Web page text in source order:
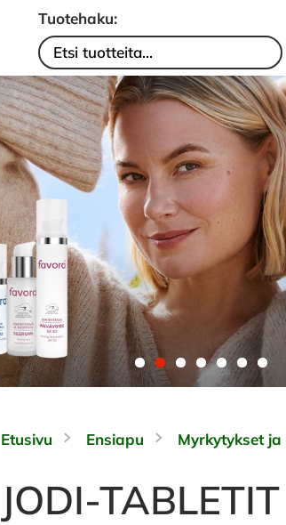
Tuotehaku:
Etusivu Ensiapu Myrkytykset
JODI-TABLETIT